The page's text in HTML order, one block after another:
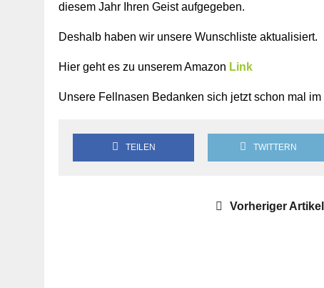
diesem Jahr Ihren Geist aufgegeben.
Deshalb haben wir unsere Wunschliste aktualisiert.
Hier geht es zu unserem Amazon Link
Unsere Fellnasen Bedanken sich jetzt schon mal im
TEILEN TWITTERN
Vorheriger Artikel